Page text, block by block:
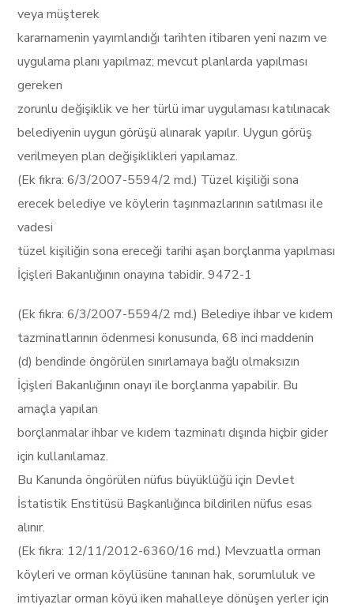
veya müşterek
kararnamenin yayımlandığı tarihten itibaren yeni nazım ve
uygulama planı yapılmaz; mevcut planlarda yapılması
gereken
zorunlu değişiklik ve her türlü imar uygulaması katılınacak
belediyenin uygun görüşü alınarak yapılır. Uygun görüş
verilmeyen plan değişiklikleri yapılamaz.
(Ek fıkra: 6/3/2007-5594/2 md.) Tüzel kişiliği sona
erecek belediye ve köylerin taşınmazlarının satılması ile
vadesi
tüzel kişiliğin sona ereceği tarihi aşan borçlanma yapılması
İçişleri Bakanlığının onayına tabidir. 9472-1
(Ek fıkra: 6/3/2007-5594/2 md.) Belediye ihbar ve kıdem
tazminatlarının ödenmesi konusunda, 68 inci maddenin
(d) bendinde öngörülen sınırlamaya bağlı olmaksızın
İçişleri Bakanlığının onayı ile borçlanma yapabilir. Bu
amaçla yapılan
borçlanmalar ihbar ve kıdem tazminatı dışında hiçbir gider
için kullanılamaz.
Bu Kanunda öngörülen nüfus büyüklüğü için Devlet
İstatistik Enstitüsü Başkanlığınca bildirilen nüfus esas
alınır.
(Ek fıkra: 12/11/2012-6360/16 md.) Mevzuatla orman
köyleri ve orman köylüsüne tanınan hak, sorumluluk ve
imtiyazlar orman köyü iken mahalleye dönüşen yerler için